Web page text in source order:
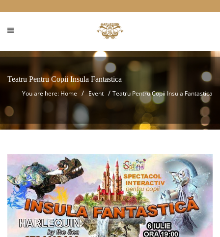
Teatru Pentru Copii Insula Fantastica
You are here: Home / Event / Teatru Pentru Copii Insula Fantastica